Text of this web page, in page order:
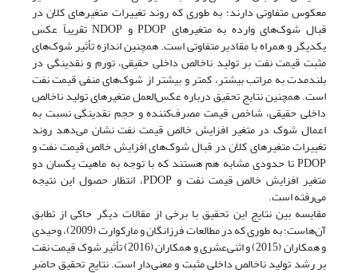
معکوس متفاوتی دارند؛ به طوری که روند تغییرات متغیرهای کلان در
قبال شوک‌های وارده به متغیرهای PDOP و NDOP تقریباً عکس
یکدیگر و همراه با مقادیر متفاوتی است. همچنین اندازه تأثیر شوک‌های
مثبت قیمت نفت بر تولید ناخالص داخلی حقیقی، تورم و نقدینگی در
بلندمدت به مراتب بیشتر، کمتر و بیشتر از شوک‌های منفی قیمت نفت
است. همچنین نتایج تحقیق درباره عکس‌العمل متغیرهای تولید ناخالص
داخلی حقیقی، شاخص قیمت مصرف‌کننده و حجم نقدینگی نسبت به
اعمال شوک در متغیر افزایش خالص قیمت نفت نشان می‌دهد روند
تغییرات متغیرهای کلان در قبال شوک‌های افزایش خالص قیمت نفت و
PDOP تا حدودی مشابه هم هستند که با توجه به ماهیت یکسان دو
متغیر افزایش خالص قیمت نفت و PDOP، انتظار حصول این نتیجه
می‌رفته است.
مقایسه بین نتایج این تحقیق با برخی از مقالات دیگر حاکی از تطابق
آن‌هاست؛ به طوری که در مطالعات فرزانگان و مارکوارت (2009)، وحیدی
و همکاران (2015) و اثنی‌عشری و همکاران (2016) تأثیر شوک قیمت نفت
بر رشد تولید ناخالص داخلی مثبت و معنی‌دار است. نتایج تحقیق حاضر